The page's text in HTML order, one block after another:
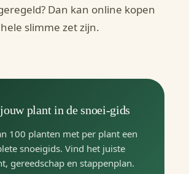
Dan kan online kopen
slimme zet zijn.
plant in de snoei-gids
100 planten met per plant een
snoeigids. Vind het juiste
gereedschap en stappenplan.